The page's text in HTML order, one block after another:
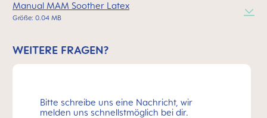
Manual MAM Soother Latex
Größe: 0.04 MB
WEITERE FRAGEN?
Bitte schreibe uns eine Nachricht, wir
melden uns schnellstmöglich bei dir.